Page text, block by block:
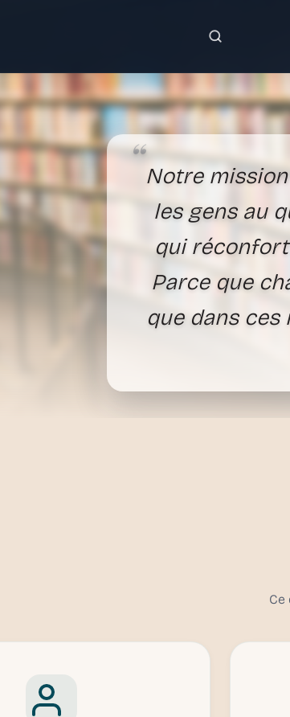
Notre
les gens au
qui
Parce que
que dans